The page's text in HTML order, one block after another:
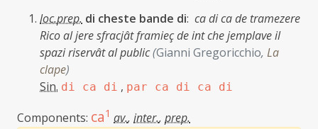
loc.prep. di cheste bande di: ca di ca de tramezere
Rico al jere sfracjât framieç de int che jemplave il
spazi riservât al public(Gianni Gregoricchio, La
clape)
Sin. di ca di , par ca di ca di
Components: ca1 av., inter., prep.